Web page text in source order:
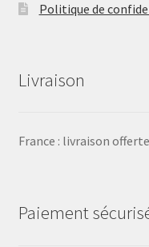
Politique de
Livraison
France : livraison
Paiement